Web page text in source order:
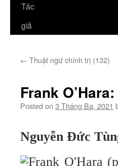
Tác
giả
← Thuật ngữ chính trị (132)
Frank
Posted on 3 Tháng Ba, 2021
Nguyễn Đức